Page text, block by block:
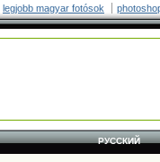
legjobb magyar fotósok
РУССКИЙ